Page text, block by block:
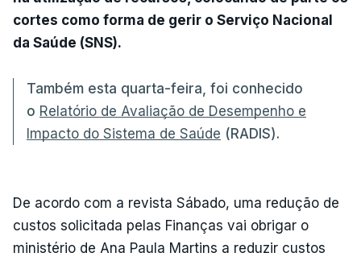
cortes como forma de gerir o Serviço Nacional
da Saúde (SNS).
Também esta quarta-feira, foi conhecido
o Relatório de Avaliação de Desempenho e
Impacto do Sistema de Saúde (RADIS).
De acordo com a revista Sábado, uma redução de
custos solicitada pelas Finanças vai obrigar o
ministério de Ana Paula Martins a reduzir custos